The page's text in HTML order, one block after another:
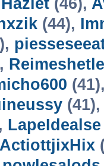
(46),
(44),
LapeIdealse
ActiottjixHix